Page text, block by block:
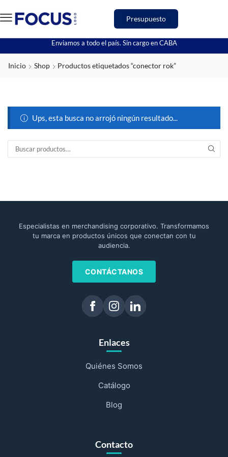
Presupuesto
Enviamos a todo el país. Sin cargo en CABA
Inicio Shop Productos etiquetados “conector rok”
Ups, esta busca no arrojó ningún resultado...
Especialistas en merchandising corporativo. Transformamos
tu marca en productos únicos que conectan con tu
audiencia.
CONTÁCTANOS
Enlaces
Quiénes Somos
Catálogo
Blog
Contacto